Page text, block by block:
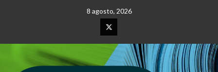
8 agosto, 2026
Elemento
del
menú